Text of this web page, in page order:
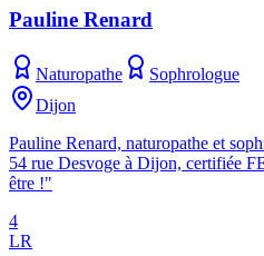
Pauline Renard
Naturopathe
Sophrologue
Dijon
Pauline Renard, naturopathe et
54 rue Desvoge à Dijon, certifiée
être !"
4
LR